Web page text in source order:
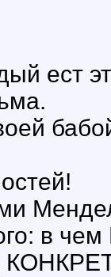
ест
в